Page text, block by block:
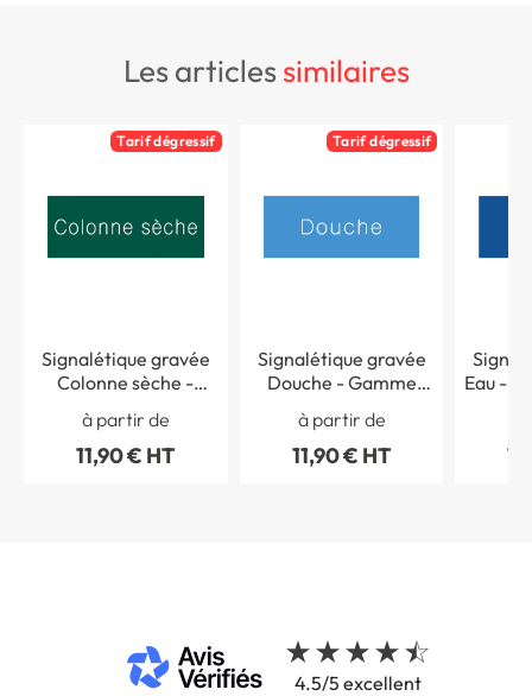
les articlessimilaires
Tarif dégressif
Signalétique gravée
Colonne sèche -
Gamme Couleur
à partir de
11,90 € HT
Tarif dégressif
Signalétique gravée
Douche - Gamme
Couleur
à partir de
11,90 € HT
Eau -
4.5/5 excellent